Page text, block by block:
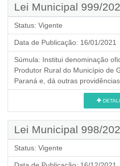
Lei Municipal 999/
Status: Vigente
Data de Publicação: 16/01/2021
Súmula: Institui denominação
Produtor Rural do Município de
Paraná e, dá outras providências.
Lei Municipal 998/
Status: Vigente